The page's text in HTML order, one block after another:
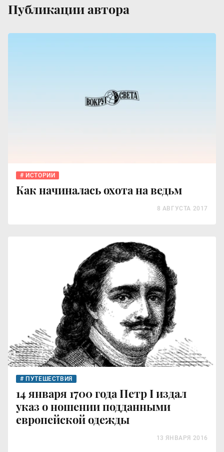
Публикации автора
ИСТОРИИ
Как начиналась охота на ведьм
8 АВГУСТА 2017
ПУТЕШЕСТВИЯ
14 января 1700 года Петр I издал
указ о ношении подданными
европейской одежды
13 ЯНВАРЯ 2016